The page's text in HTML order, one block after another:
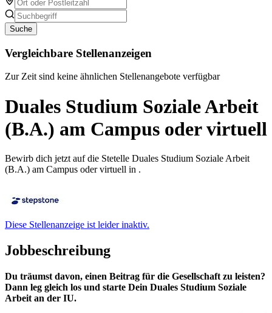
Suche
Vergleichbare Stellenanzeigen
Zur Zeit sind keine ähnlichen Stellenangebote verfügbar
Duales Studium Soziale Arbeit
(B.A.) am Campus oder virtuell
Bewirb dich jetzt auf die Stetelle Duales Studium Soziale Arbeit
(B.A.) am Campus oder virtuell in .
Diese Stellenanzeige ist leider inaktiv.
Jobbeschreibung
Du träumst davon, einen Beitrag für die Gesellschaft zu leisten?
Dann leg gleich los und starte Dein Duales Studium Soziale
Arbeit an der IU.